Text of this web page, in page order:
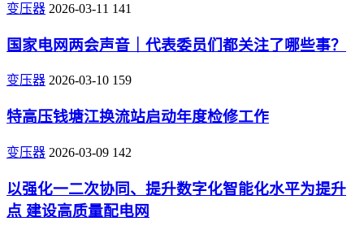
变压器 2026-03-11 141
国家电网两会声音｜代表委员们都关注了哪些事？
变压器 2026-03-10 159
特高压钱塘江换流站启动年度检修工作
变压器 2026-03-09 142
以强化一二次协同、提升数字化智能化水平为提升
点 建设高质量配电网